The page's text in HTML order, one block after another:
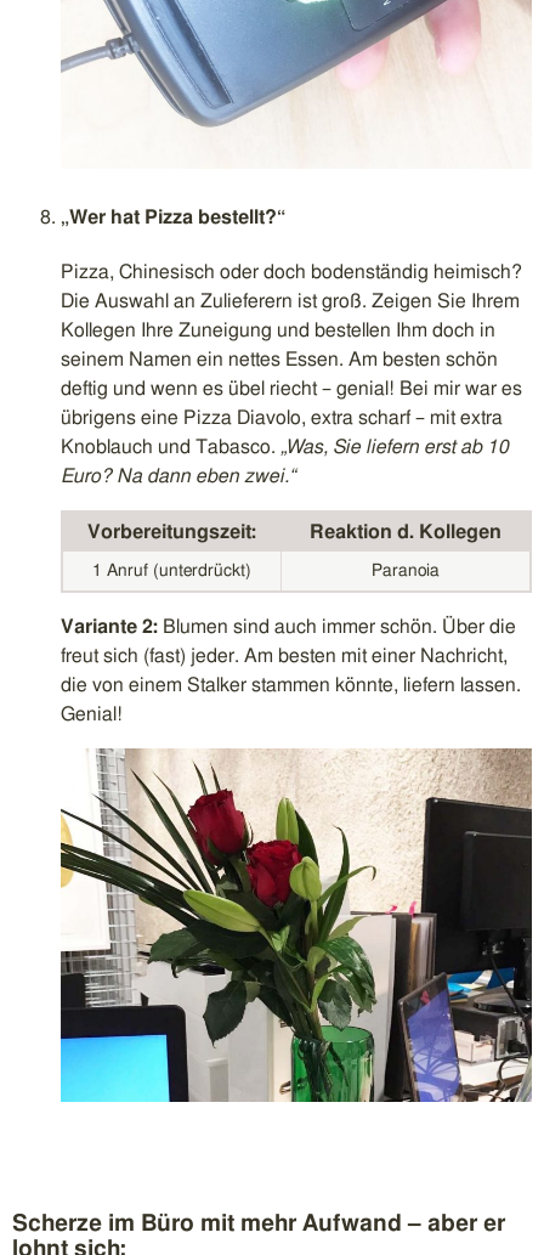
„Wer hat Pizza bestellt?“
Pizza, Chinesisch oder doch bodenständig heimisch?
Die Auswahl an Zulieferern ist groß. Zeigen Sie Ihrem
Kollegen Ihre Zuneigung und bestellen Ihm doch in
seinem Namen ein nettes Essen. Am besten schön
deftig und wenn es übel riecht – genial! Bei mir war es
übrigens eine Pizza Diavolo, extra scharf – mit extra
Knoblauch und Tabasco. „Was, Sie liefern erst ab 10
Euro? Na dann eben zwei.“
Vorbereitungszeit: Reaktion d. Kollegen
1 Anruf (unterdrückt) Paranoia
Variante 2: Blumen sind auch immer schön. Über die
freut sich (fast) jeder. Am besten mit einer Nachricht,
die von einem Stalker stammen könnte, liefern lassen.
Genial!
Scherze im Büro mit mehr Aufwand – aber er
lohnt sich: